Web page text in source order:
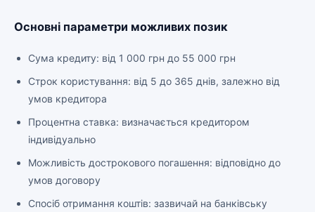
Основні параметри можливих позик
Сума кредиту: від 1 000 грн до 55 000 грн
Строк користування: від 5 до 365 днів, залежно від
умов кредитора
Процентна ставка: визначається кредитором
індивідуально
Можливість дострокового погашення: відповідно до
умов договору
Спосіб отримання коштів: зазвичай на банківську